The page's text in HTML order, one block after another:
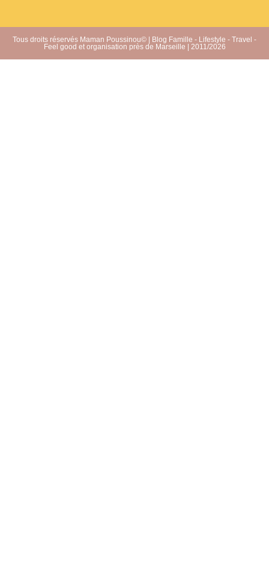
Tous droits réservés Maman Poussinou© | Blog Famille - Lifestyle - Travel -
Feel good et organisation près de Marseille | 2011/2026